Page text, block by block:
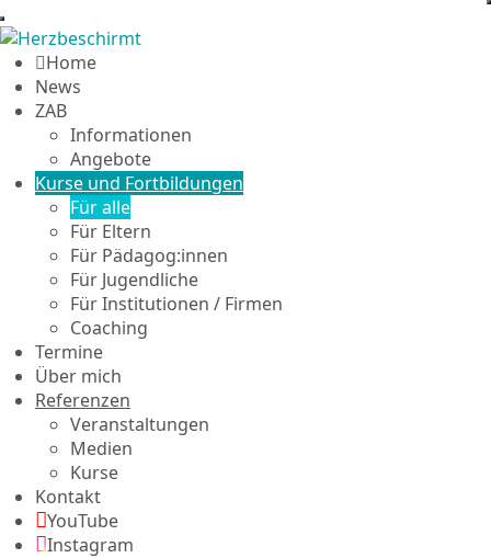
Home
News
ZAB
Informationen
Angebote
Kurse und Fortbildungen
Für alle
Für Eltern
Für Pädagog:innen
Für Jugendliche
Für Institutionen / Firmen
Coaching
Termine
Über mich
Referenzen
Veranstaltungen
Medien
Kurse
Kontakt
YouTube
Instagram